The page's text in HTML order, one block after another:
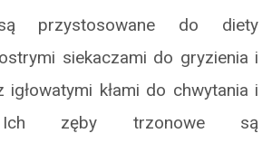
przystosowane do diety
siekaczami do gryzienia i
igłowatymi kłami do chwytania i
Ich zęby trzonowe są